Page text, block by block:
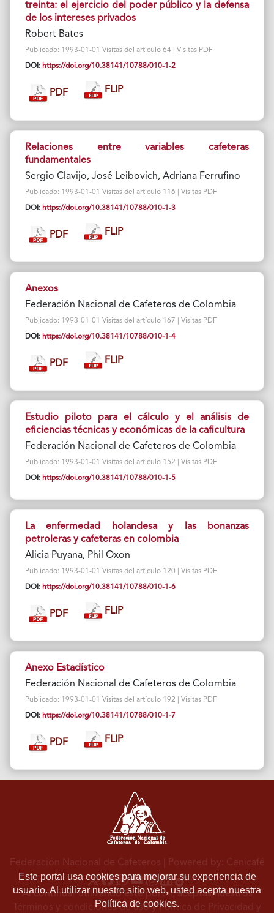
treinta: el ejercicio del poder público y la defensa
de los intereses privados
Robert Bates
Publicado: 1993-01-01 Visitas del artículo 64 | Visitas PDF
DOI: https://doi.org/10.38141/10788/010-1-2
PDF FLIP
Relaciones entre variables cafeteras
fundamentales
Sergio Clavijo, José Leibovich, Adriana Ferrufino
Publicado: 1993-01-01 Visitas del artículo 116 | Visitas PDF
DOI: https://doi.org/10.38141/10788/010-1-3
PDF FLIP
Anexos
Federación Nacional de Cafeteros de Colombia
Publicado: 1993-01-01 Visitas del artículo 167 | Visitas PDF
DOI: https://doi.org/10.38141/10788/010-1-4
PDF FLIP
Estudio piloto para el cálculo y el análisis de
eficiencias técnicas y económicas de la caficultura
Federación Nacional de Cafeteros de Colombia
Publicado: 1993-01-01 Visitas del artículo 152 | Visitas PDF
DOI: https://doi.org/10.38141/10788/010-1-5
La enfermedad holandesa y las bonanzas
petroleras y cafeteras en colombia
Alicia Puyana, Phil Oxon
Publicado: 1993-01-01 Visitas del artículo 120 | Visitas PDF
DOI: https://doi.org/10.38141/10788/010-1-6
PDF FLIP
Anexo Estadístico
Federación Nacional de Cafeteros de Colombia
Publicado: 1993-01-01 Visitas del artículo 192 | Visitas PDF
DOI: https://doi.org/10.38141/10788/010-1-7
PDF FLIP
Este portal usa cookies para mejorar su experiencia de
usuario. Al utilizar nuestro sitio web, usted acepta nuestra
Política de cookies.
Federación Nacional de Cafeteros | Powered by: Cenicafé
Al continuar utilizando este portal, aceptas nuestros
Términos y condiciones de usoyPolítica de Privacidad y